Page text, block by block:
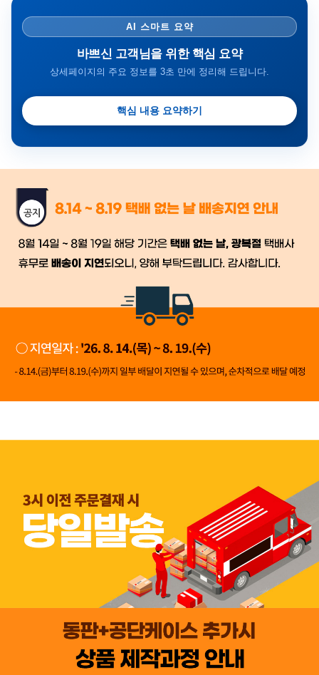
AI 스마트 요약
바쁘신 고객님을 위한 핵심 요약
상세페이지의 주요 정보를 3초 만에 정리해 드립니다.
핵심 내용 요약하기
금일 시세가 적용
배송
시작 후 환불이 불가